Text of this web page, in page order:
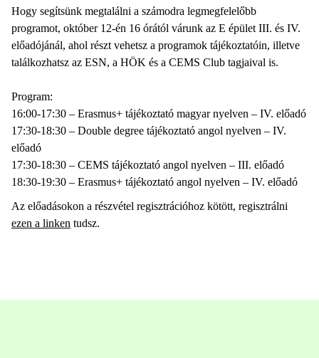
Hogy segítsünk megtalálni a számodra legmegfelelőbb
programot, október 12-én 16 órától várunk az E épület III. és IV.
előadójánál, ahol részt vehetsz a programok tájékoztatóin, illetve
találkozhatsz az ESN, a HÖK és a CEMS Club tagjaival is.
Program:
16:00-17:30 – Erasmus+ tájékoztató magyar nyelven – IV. előadó
17:30-18:30 – Double degree tájékoztató angol nyelven – IV.
előadó
17:30-18:30 – CEMS tájékoztató angol nyelven – III. előadó
18:30-19:30 – Erasmus+ tájékoztató angol nyelven – IV. előadó
Az előadásokon a részvétel regisztrációhoz kötött, regisztrálni
ezen a linken tudsz.